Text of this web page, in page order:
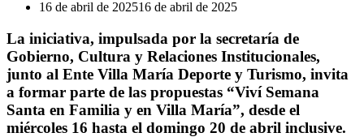
16 de abril de 202516 de abril de 2025
La iniciativa, impulsada por la secretaría de
Gobierno, Cultura y Relaciones Institucionales,
junto al Ente Villa María Deporte y Turismo, invita
a formar parte de las propuestas “Viví Semana
Santa en Familia y en Villa María”, desde el
miércoles 16 hasta el domingo 20 de abril inclusive.